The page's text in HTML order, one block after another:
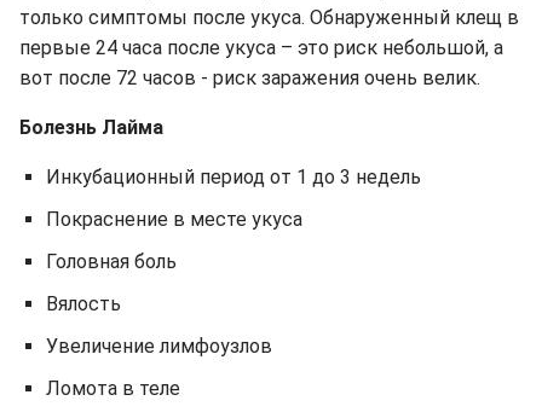
только симптомы после укуса. Обнаруженный клещ в
первые 24 часа после укуса – это риск небольшой, а
вот после 72 часов - риск заражения очень велик.
Болезнь Лайма
Инкубационный период от 1 до 3 недель
Покраснение в месте укуса
Головная боль
Вялость
Увеличение лимфоузлов
Ломота в теле